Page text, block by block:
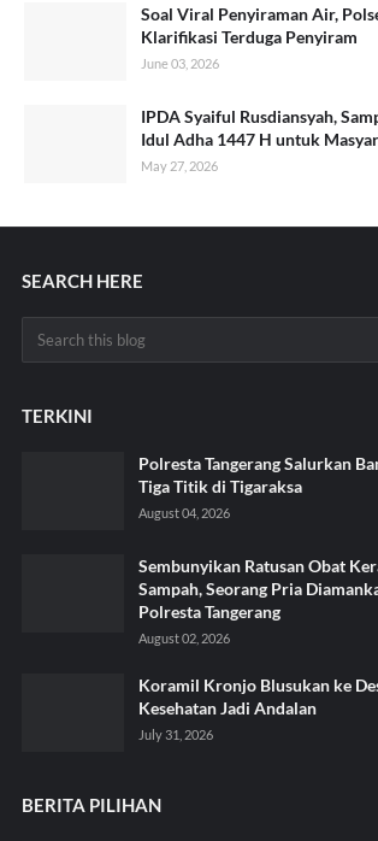
Soal Viral Penyiraman Air,
Klarifikasi Terduga Penyiram
June 03, 2026
IPDA Syaiful Rusdiansyah,
Idul Adha 1447 H untuk
May 27, 2026
SEARCH HERE
TERKINI
Polresta Tangerang Salurkan
Tiga Titik di Tigaraksa ‎
August 04, 2026
Sembunyikan Ratusan Obat
Sampah, Seorang Pria
Polresta Tangerang
August 02, 2026
Koramil Kronjo Blusukan ke
Kesehatan Jadi Andalan ‎
July 31, 2026
BERITA PILIHAN